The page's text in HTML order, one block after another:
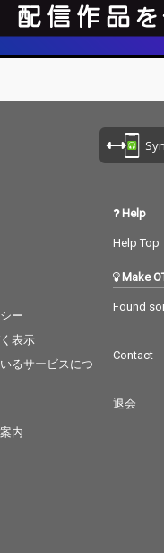
ー
表示
るサービスにつ
内
Help
Help Top
Make
Found
Contact
退会